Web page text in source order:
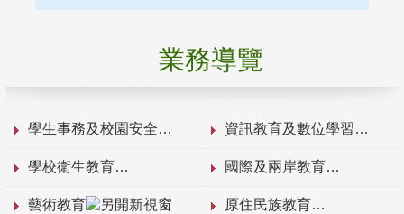
業務導覽
學生事務及校園安全 資訊教育及數位學習
學校衛生教育 國際及兩岸教育
藝術教育 原住民族教育